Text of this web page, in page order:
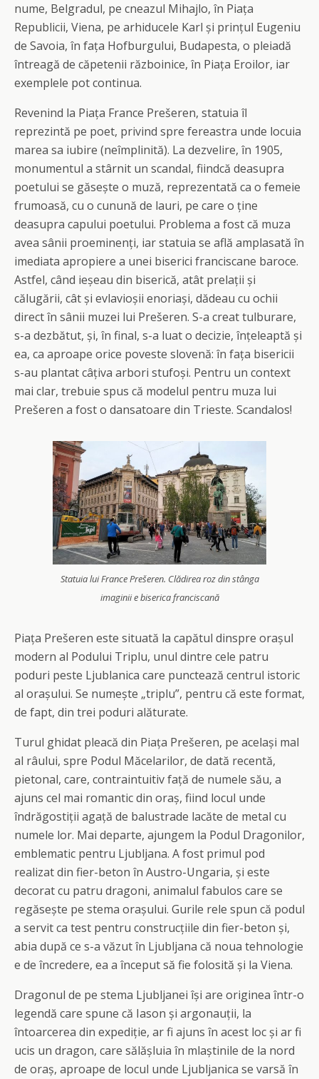
nume, Belgradul, pe cneazul Mihajlo, în Piața
Republicii, Viena, pe arhiducele Karl și prințul Eugeniu
de Savoia, în fața Hofburgului, Budapesta, o pleiadă
întreagă de căpetenii războinice, în Piața Eroilor, iar
exemplele pot continua.
Revenind la Piața France Prešeren, statuia îl
reprezintă pe poet, privind spre fereastra unde locuia
marea sa iubire (neîmplinită). La dezvelire, în 1905,
monumentul a stârnit un scandal, fiindcă deasupra
poetului se găsește o muză, reprezentată ca o femeie
frumoasă, cu o cunună de lauri, pe care o ține
deasupra capului poetului. Problema a fost că muza
avea sânii proeminenți, iar statuia se află amplasată în
imediata apropiere a unei biserici franciscane baroce.
Astfel, când ieșeau din biserică, atât prelații și
călugării, cât și evlavioșii enoriași, dădeau cu ochii
direct în sânii muzei lui Prešeren. S-a creat tulburare,
s-a dezbătut, și, în final, s-a luat o decizie, înțeleaptă și
ea, ca aproape orice poveste slovenă: în fața bisericii
s-au plantat câțiva arbori stufoși. Pentru un context
mai clar, trebuie spus că modelul pentru muza lui
Prešeren a fost o dansatoare din Trieste. Scandalos!
Statuia lui France Prešeren. Clădirea roz din stânga
imaginii e biserica franciscană
Piața Prešeren este situată la capătul dinspre orașul
modern al Podului Triplu, unul dintre cele patru
poduri peste Ljublanica care punctează centrul istoric
al orașului. Se numește „triplu”, pentru că este format,
de fapt, din trei poduri alăturate.
Turul ghidat pleacă din Piața Prešeren, pe același mal
al râului, spre Podul Măcelarilor, de dată recentă,
pietonal, care, contraintuitiv față de numele său, a
ajuns cel mai romantic din oraș, fiind locul unde
îndrăgostiții agață de balustrade lacăte de metal cu
numele lor. Mai departe, ajungem la Podul Dragonilor,
emblematic pentru Ljubljana. A fost primul pod
realizat din fier-beton în Austro-Ungaria, și este
decorat cu patru dragoni, animalul fabulos care se
regăsește pe stema orașului. Gurile rele spun că podul
a servit ca test pentru construcțiile din fier-beton și,
abia după ce s-a văzut în Ljubljana că noua tehnologie
e de încredere, ea a început să fie folosită și la Viena.
Dragonul de pe stema Ljubljanei își are originea într-o
legendă care spune că Iason și argonauții, la
întoarcerea din expediție, ar fi ajuns în acest loc și ar fi
ucis un dragon, care sălășluia în mlaștinile de la nord
de oraș, aproape de locul unde Ljubljanica se varsă în